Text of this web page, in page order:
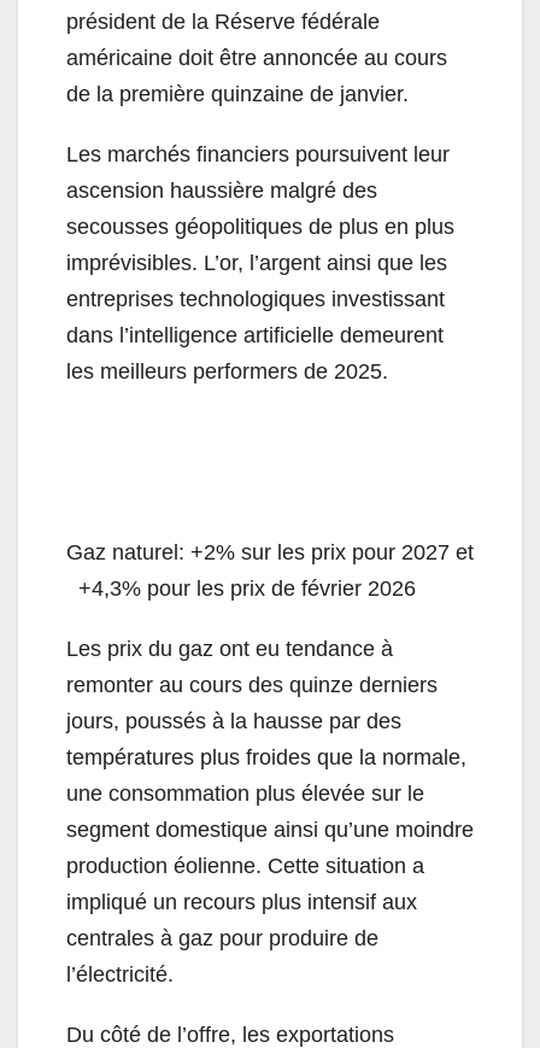
président de la Réserve fédérale
américaine doit être annoncée au cours
de la première quinzaine de janvier.
Les marchés financiers poursuivent leur
ascension haussière malgré des
secousses géopolitiques de plus en plus
imprévisibles. L’or, l’argent ainsi que les
entreprises technologiques investissant
dans l’intelligence artificielle demeurent
les meilleurs performers de 2025.
Gaz naturel: +2% sur les prix pour 2027 et
+4,3% pour les prix de février 2026
Les prix du gaz ont eu tendance à
remonter au cours des quinze derniers
jours, poussés à la hausse par des
températures plus froides que la normale,
une consommation plus élevée sur le
segment domestique ainsi qu’une moindre
production éolienne. Cette situation a
impliqué un recours plus intensif aux
centrales à gaz pour produire de
l’électricité.
Du côté de l’offre, les exportations